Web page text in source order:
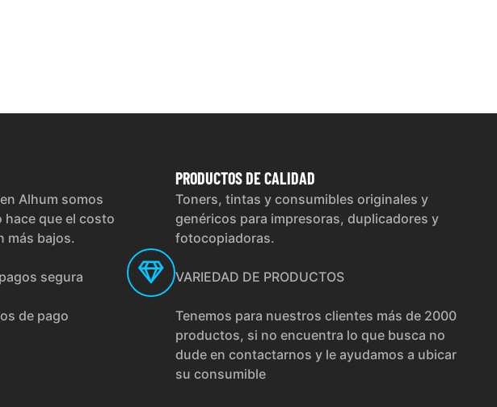
Alhum somos
que el costo
más bajos.
segura
de pago
PRODUCTOSDE CALIDAD
Toners, tintas y consumibles originales y
genéricos para impresoras, duplicadores y
fotocopiadoras.
VARIEDAD DE PRODUCTOS
Tenemos para nuestros clientes más de 2000
productos, si no encuentra lo que busca no
dude en contactarnos y le ayudamos a ubicar
su consumible